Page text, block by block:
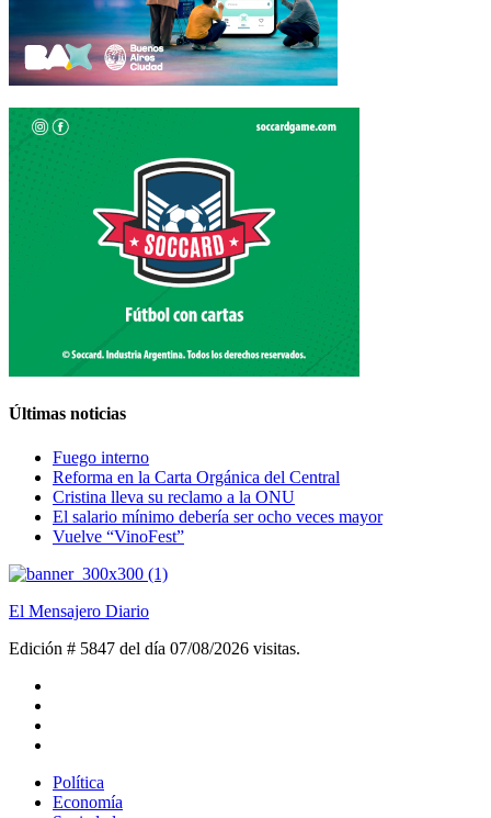
Últimas noticias
Fuego interno
Reforma en la Carta Orgánica del Central
Cristina lleva su reclamo a la ONU
El salario mínimo debería ser ocho veces mayor
Vuelve “VinoFest”
El Mensajero Diario
Edición # 5847 del día 07/08/2026 visitas.
Política
Economía